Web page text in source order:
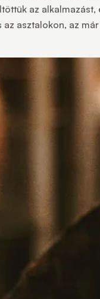
az
asztalokon, az